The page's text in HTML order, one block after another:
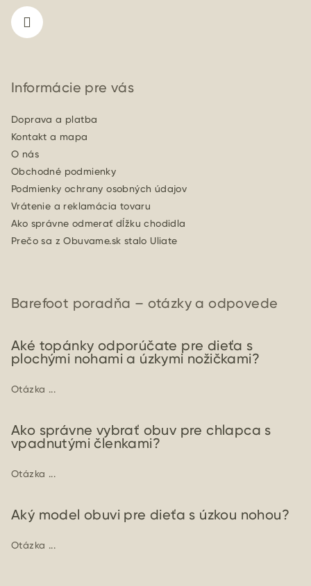
Informácie pre vás
Doprava a platba
Kontakt a mapa
O nás
Obchodné podmienky
Podmienky ochrany osobných údajov
Vrátenie a reklamácia tovaru
Ako správne odmerať dĺžku chodidla
Prečo sa z Obuvame.sk stalo Uliate
Barefoot poradňa – otázky a odpovede
Aké topánky odporúčate pre dieťa s
plochými nohami a úzkymi nožičkami?
Otázka ...
Ako správne vybrať obuv pre chlapca s
vpadnutými členkami?
Otázka ...
Aký model obuvi pre dieťa s úzkou nohou?
Otázka ...